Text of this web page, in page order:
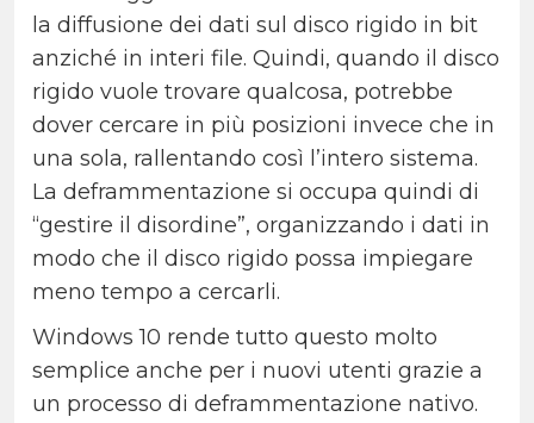
la diffusione dei dati sul disco rigido in bit
anziché in interi file. Quindi, quando il disco
rigido vuole trovare qualcosa, potrebbe
dover cercare in più posizioni invece che in
una sola, rallentando così l’intero sistema.
La deframmentazione si occupa quindi di
“gestire il disordine”, organizzando i dati in
modo che il disco rigido possa impiegare
meno tempo a cercarli.
Windows 10 rende tutto questo molto
semplice anche per i nuovi utenti grazie a
un processo di deframmentazione nativo.